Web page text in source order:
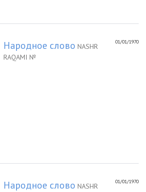
01/01/1970
Народное слово NASHR
RAQAMI №
01/01/1970
Народное слово NASHR